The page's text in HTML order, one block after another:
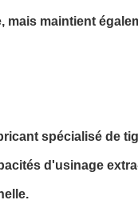
mais maintient
spécialisé de
d'usinage